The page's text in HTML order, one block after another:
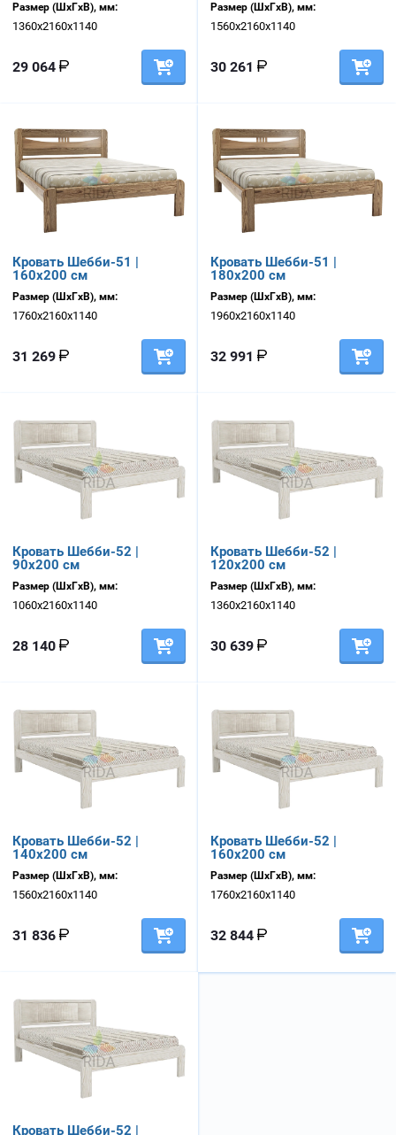
Размер (ШхГхВ), мм:
1360х2160х1140
29 064
Размер (ШхГхВ), мм:
1560х2160х1140
30 261
Кровать Шебби-51 |
160х200 см
Размер (ШхГхВ), мм:
1760х2160х1140
31 269
Кровать Шебби-51 |
180х200 см
Размер (ШхГхВ), мм:
1960х2160х1140
32 991
Кровать Шебби-52 |
90х200 см
Размер (ШхГхВ), мм:
1060х2160х1140
28 140
Кровать Шебби-52 |
120х200 см
Размер (ШхГхВ), мм:
1360х2160х1140
30 639
Кровать Шебби-52 |
140х200 см
Размер (ШхГхВ), мм:
1560х2160х1140
31 836
Кровать Шебби-52 |
160х200 см
Размер (ШхГхВ), мм:
1760х2160х1140
32 844
Кровать Шебби-52 |